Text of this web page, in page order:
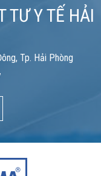
TƯ Y TẾ HẢI
Tp. Hải Phòng